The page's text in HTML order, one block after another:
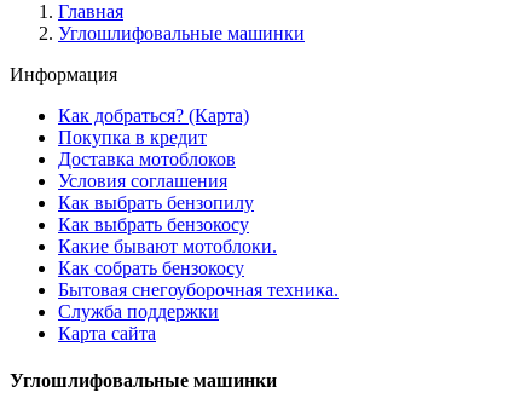
Главная
Углошлифовальные машинки
Информация
Как добраться? (Карта)
Покупка в кредит
Доставка мотоблоков
Условия соглашения
Как выбрать бензопилу
Как выбрать бензокосу
Какие бывают мотоблоки.
Как собрать бензокосу
Бытовая снегоуборочная техника.
Служба поддержки
Карта сайта
Углошлифовальные машинки